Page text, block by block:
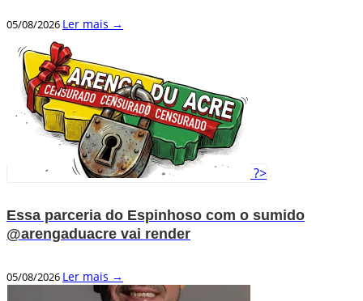
05/08/2026 Ler mais →
?>
Essa parceria do Espinhoso com o sumido
@arengaduacre vai render
05/08/2026 Ler mais →